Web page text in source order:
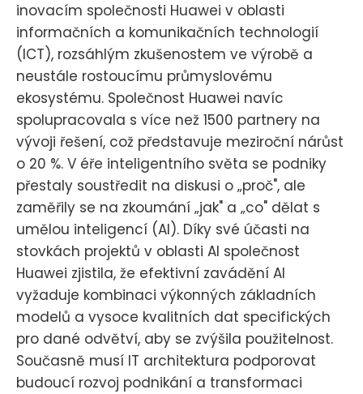
inovacím společnosti Huawei v oblasti
informačních a komunikačních technologií
(ICT), rozsáhlým zkušenostem ve výrobě a
neustále rostoucímu průmyslovému
ekosystému. Společnost Huawei navíc
spolupracovala s více než 1500 partnery na
vývoji řešení, což představuje meziroční nárůst
o 20 %. V éře inteligentního světa se podniky
přestaly soustředit na diskusi o „proč", ale
zaměřily se na zkoumání „jak" a „co" dělat s
umělou inteligencí (AI). Díky své účasti na
stovkách projektů v oblasti AI společnost
Huawei zjistila, že efektivní zavádění AI
vyžaduje kombinaci výkonných základních
modelů a vysoce kvalitních dat specifických
pro dané odvětví, aby se zvýšila použitelnost.
Současně musí IT architektura podporovat
budoucí rozvoj podnikání a transformaci